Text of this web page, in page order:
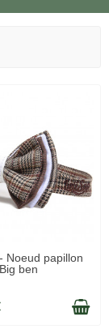
STOCK
Noeud papillon
Big ben